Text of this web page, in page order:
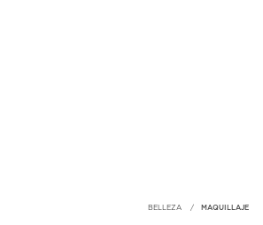
BELLEZA MAQUILLAJE